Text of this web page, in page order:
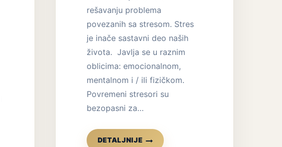
rešavanju problema
povezanih sa stresom. Stres
je inače sastavni deo naših
života. Javlja se u raznim
oblicima: emocionalnom,
mentalnom i / ili fizičkom.
Povremeni stresori su
bezopasni za…
DETALJNIJE
STRES